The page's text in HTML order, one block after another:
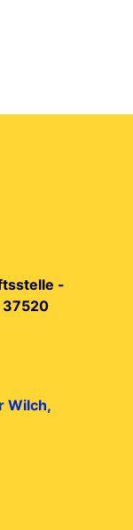
-
Wilch,